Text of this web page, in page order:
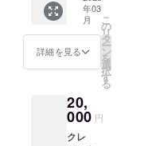
色紙 通
話権(5
分) ・有
効期
で
みの紹
介予定
※このリ
ターン
ターン
と同じ
内容に
なりま
5月末ま
で ・場
所：
Discord
サー
バー内
方法：
詳細は
記載い
ただい
年03
月
詳細を見る
こ
の
リ
タ
ー
ン
を
選
択
す
る
20,
000 円
クレ